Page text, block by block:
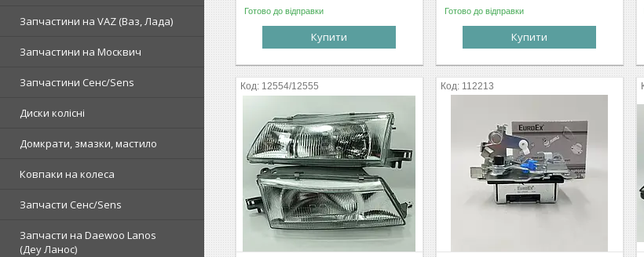
Запчастини на VAZ (Ваз, Лада)
Запчастини на Москвич
Запчастини Сенс/Sens
Диски колісні
Домкрати, змазки, мастило
Ковпаки на колеса
Запчасти Сенс/Sens
Запчасти на Daewoo Lanos
(Деу Ланос)
Готово до відправки
Купити
Готово до відправки
Купити
12554/12555 112213